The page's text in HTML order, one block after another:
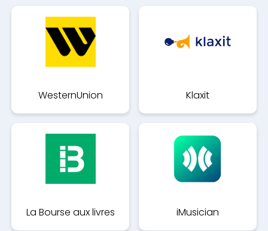
WesternUnion Klaxit
La Bourse aux livres iMusician